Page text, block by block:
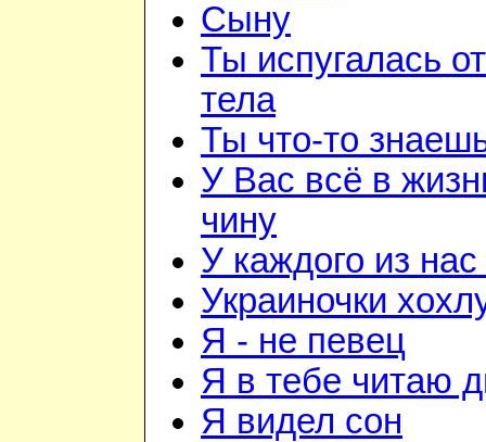
Сыну
Ты испугалась
тела
Ты что-то
У Вас всё в
чину
У каждого из
Украиночки
Я - не певец
Я в тебе читаю
Я видел сон